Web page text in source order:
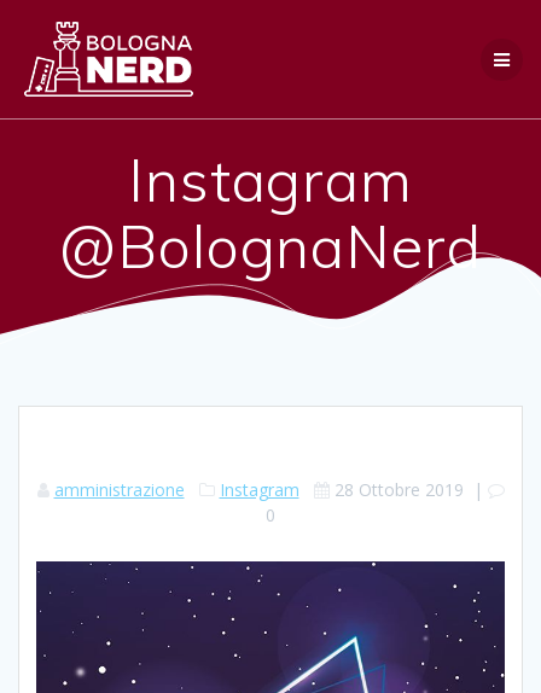
Instagram
@BolognaNerd
amministrazione Instagram 28 Ottobre 2019 |
0